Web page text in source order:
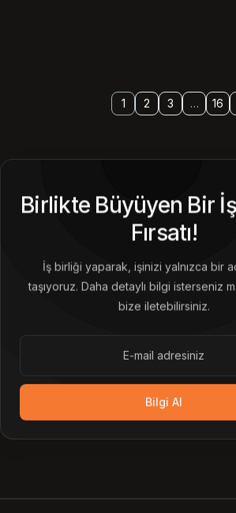
1 2 3 … 16
Birlikte Büyüyen Bir
Fırsatı!
İş birliği yaparak, işinizi yalnızca bir
taşıyoruz. Daha detaylı bilgi isterseniz
bize iletebilirsiniz.
Bilgi Al